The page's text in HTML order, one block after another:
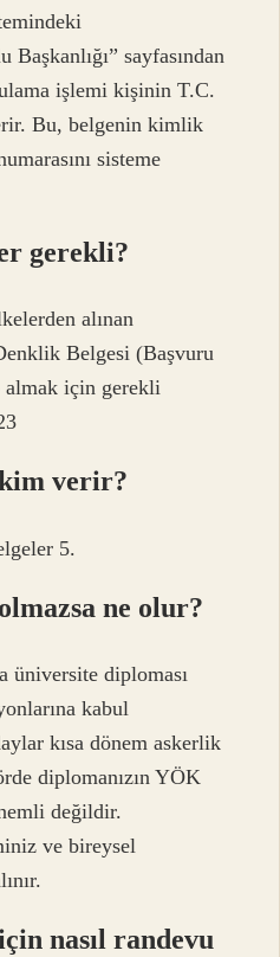
sayfasından
işlemi kişinin T.C.
Bu, belgenin kimlik
sisteme
gerekli?
alınan
Belgesi (Başvuru
almak için gerekli
verir?
5.
ne olur?
diploması
kabul
kısa dönem askerlik
diplomanızın YÖK
değildir.
ve bireysel
nasıl randevu